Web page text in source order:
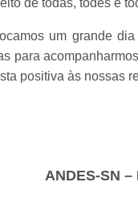
de todas, todes e
um grande
para
positiva às nossas
ANDES-SN –